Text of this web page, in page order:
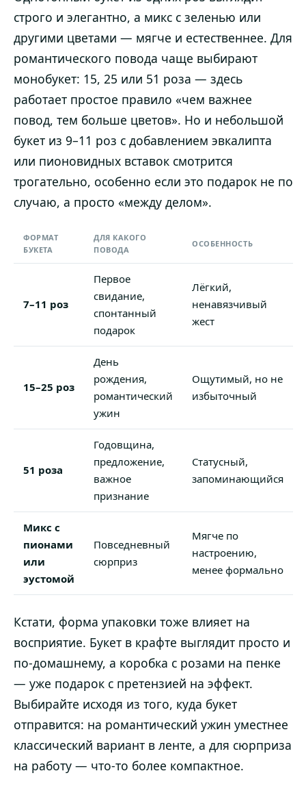
строго и элегантно, а микс с зеленью или
другими цветами — мягче и естественнее. Для
романтического повода чаще выбирают
монобукет: 15, 25 или 51 роза — здесь
работает простое правило «чем важнее
повод, тем больше цветов». Но и небольшой
букет из 9–11 роз с добавлением эвкалипта
или пионовидных вставок смотрится
трогательно, особенно если это подарок не по
случаю, а просто «между делом».
ФОРМАТ
БУКЕТА
ДЛЯ КАКОГО
ПОВОДА
ОСОБЕННОСТЬ
7–11 роз
Первое
свидание,
спонтанный
подарок
Лёгкий,
ненавязчивый
жест
15–25 роз
День
рождения,
романтический
ужин
Ощутимый, но не
избыточный
51 роза
Годовщина,
предложение,
важное
признание
Статусный,
запоминающийся
Микс с
пионами
или
эустомой
Повседневный
сюрприз
Мягче по
настроению,
менее формально
Кстати, форма упаковки тоже влияет на
восприятие. Букет в крафте выглядит просто и
по-домашнему, а коробка с розами на пенке
— уже подарок с претензией на эффект.
Выбирайте исходя из того, куда букет
отправится: на романтический ужин уместнее
классический вариант в ленте, а для сюрприза
на работу — что-то более компактное.